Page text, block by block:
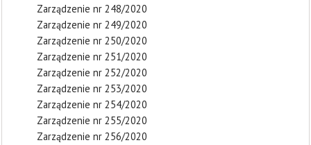
Zarządzenie nr 248/2020
Zarządzenie nr 249/2020
Zarządzenie nr 250/2020
Zarządzenie nr 251/2020
Zarządzenie nr 252/2020
Zarządzenie nr 253/2020
Zarządzenie nr 254/2020
Zarządzenie nr 255/2020
Zarządzenie nr 256/2020